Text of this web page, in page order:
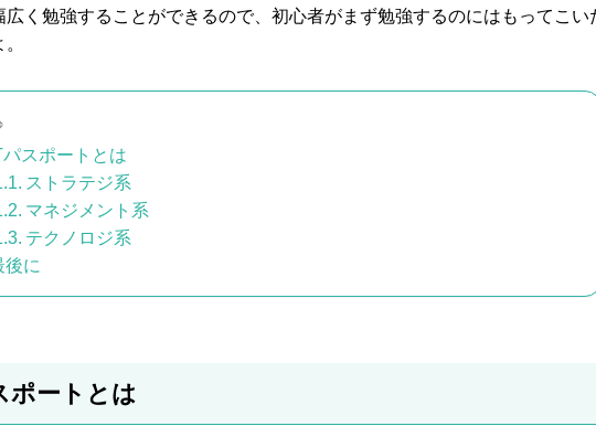
広く勉強することができるので、初心者がまず勉強するのにはもってこい
パスポートとは
ストラテジ系
マネジメント系
テクノロジ系
後に
ポートとは